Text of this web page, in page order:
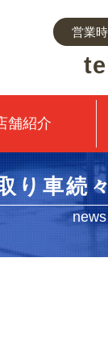
営業
舗紹介
り車続
news